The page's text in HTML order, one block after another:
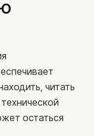
читать
остаться